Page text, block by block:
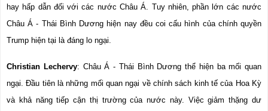
hay hấp dẫn đối với các nước Châu Á. Tuy nhiên, phần lớn các nước
Châu Á - Thái Bình Dương hiện nay đều coi cấu hình của chính quyền
Trump hiện tại là đáng lo ngại.
Christian Lechervy: Châu Á - Thái Bình Dương thể hiện ba mối quan
ngại. Đầu tiên là những mối quan ngại về chính sách kinh tế của Hoa Kỳ
và khả năng tiếp cận thị trường của nước này. Việc giảm thặng dư